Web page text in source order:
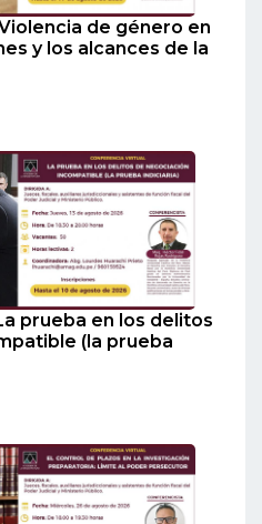
de género en
y los alcances de la
prueba en los delitos
(la prueba